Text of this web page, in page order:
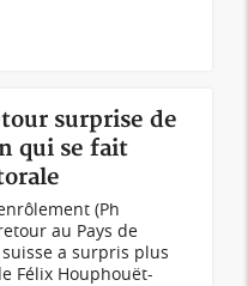
surprise de
qui se fait
(Ph
au Pays de
a surpris plus
Félix Houphouët-